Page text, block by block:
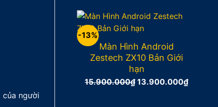
của người
19.400.000₫.
-13%
Màn Hình Android
Zestech ZX10 Bản Giới
hạn
15.900.000₫ Giá
13.900.000₫Giá